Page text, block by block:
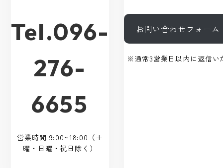
Tel.096-
276-
6655
営業時間 9:00~18:00（土
曜・日曜・祝日除く）
お問い合わせフォーム
※通常3営業日以内に返信い